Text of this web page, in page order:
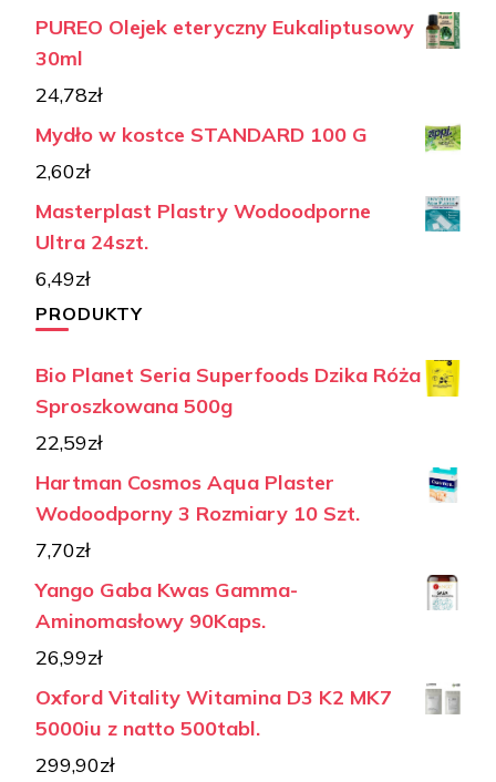
PUREO Olejek eteryczny Eukaliptusowy
30ml
24,78zł
Mydło w kostce STANDARD 100 G
2,60zł
Masterplast Plastry Wodoodporne
Ultra 24szt.
6,49zł
PRODUKTY
Bio Planet Seria Superfoods Dzika Róża
Sproszkowana 500g
22,59zł
Hartman Cosmos Aqua Plaster
Wodoodporny 3 Rozmiary 10 Szt.
7,70zł
Yango Gaba Kwas Gamma-
Aminomasłowy 90Kaps.
26,99zł
Oxford Vitality Witamina D3 K2 MK7
5000iu z natto 500tabl.
299,90zł